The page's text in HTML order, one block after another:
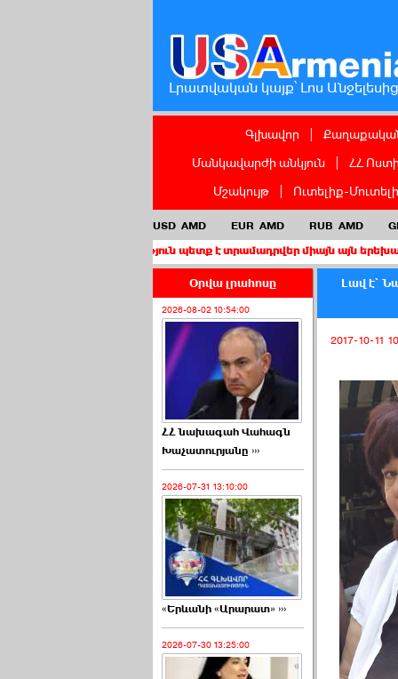
Լրատվական կայք՝ Լոս Անջելեսից
Գլխավոր
Մանկավարժի անկյուն
ՀՀ
Մշակույթ
Ուտելիք-
USD AMD EUR AMD RUB AMD
պետք է տրամադրվեր միայն այն երեխաներին,
Օրվա լրահոսը
2026-08-02 10:54:00
ՀՀ նախագահ Վահագն
Խաչատուրյանը ›››
2026-07-31 13:10:00
«Երևանի «Արարատ» ›››
2026-07-30 13:25:00
Լավ է`
2017-10-11